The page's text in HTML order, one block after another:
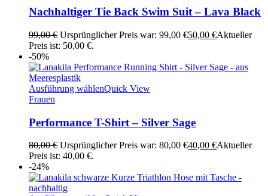
Nachhaltiger Tie Back Swim Suit – Lava Black
99,00€ Ursprünglicher Preis war: 99,00 €50,00 €Aktueller
Preis ist: 50,00 €.
-50%
Ausführung wählenQuick View
Frauen
Performance T-Shirt – Silver Sage
80,00€ Ursprünglicher Preis war: 80,00 €40,00 €Aktueller
Preis ist: 40,00 €.
-24%